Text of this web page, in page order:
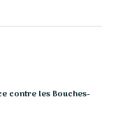
contre les Bouches-